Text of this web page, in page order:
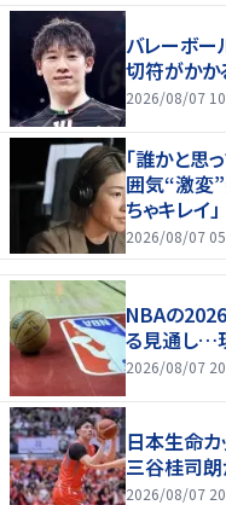
バレーボ
切符がかか
2026/08/07
「誰かと
囲気“激変”
ちゃキレイ」
2026/08/07
NBAの
る見通し…
2026/08/07
日本生命
三谷桂司
2026/08/07